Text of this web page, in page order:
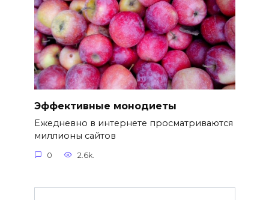
Эффективные монодиеты
Ежедневно в интернете просматриваются
миллионы сайтов
0 2.6k.